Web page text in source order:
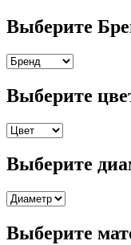
Выберите
Выберите
Выберите
Выберите